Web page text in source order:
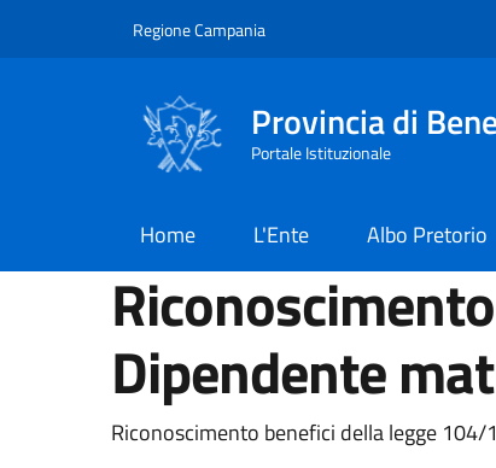
Regione Campania
Provincia di
Portale Istituzionale
Home L'Ente Albo Pretorio
Dipendente
Riconoscimento benefici della legge